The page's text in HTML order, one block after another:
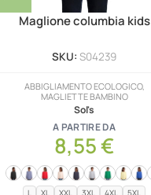
Maglione columbia kids
SKU: S04239
ABBIGLIAMENTO ECOLOGICO,
MAGLIETTE BAMBINO
Sol's
A PARTIRE DA
8,55€
L XL XXL 3XL 4XL 5XL